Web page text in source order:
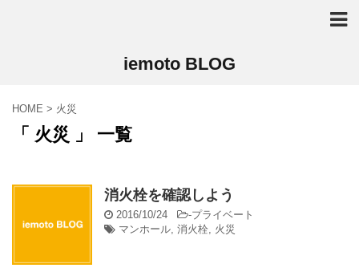
iemoto BLOG
HOME > 火災
「 火災 」 一覧
消火栓を確認しよう
2016/10/24 -プライベート
マンホール, 消火栓, 火災